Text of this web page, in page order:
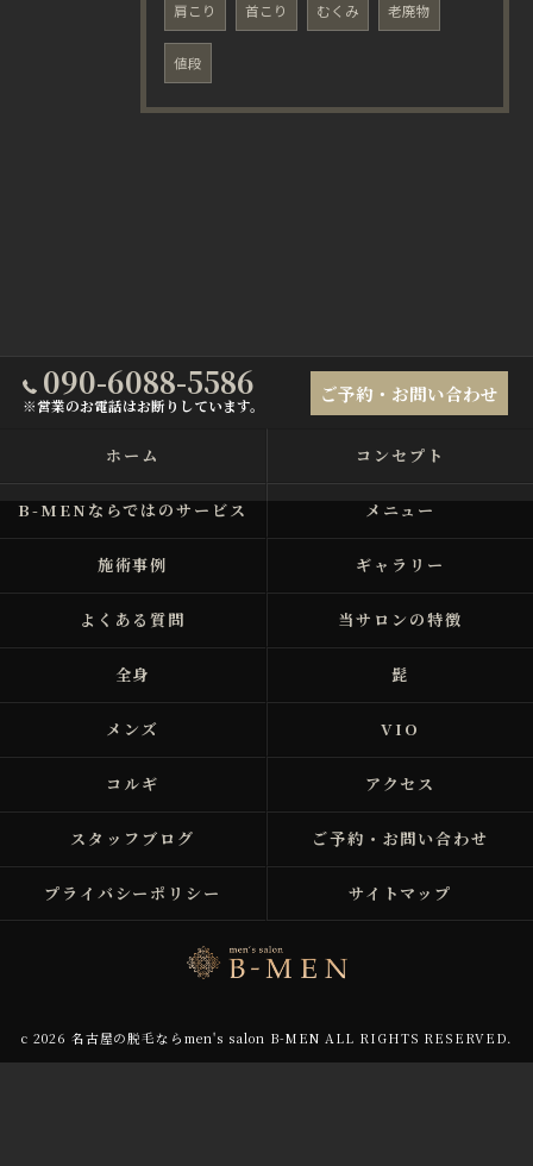
肩こり 首こり むくみ 老廃物
値段
090-6088-5586
※営業のお電話はお断りしています。
ご予約・お問い合わせ
ホーム コンセプト
B-MENならではのサービス メニュー
施術事例 ギャラリー
よくある質問 当サロンの特徴
全身 髭
メンズ VIO
コルギ アクセス
スタッフブログ ご予約・お問い合わせ
プライバシーポリシー サイトマップ
c 2026 名古屋の脱毛ならmen's salon B-MEN ALL RIGHTS RESERVED.